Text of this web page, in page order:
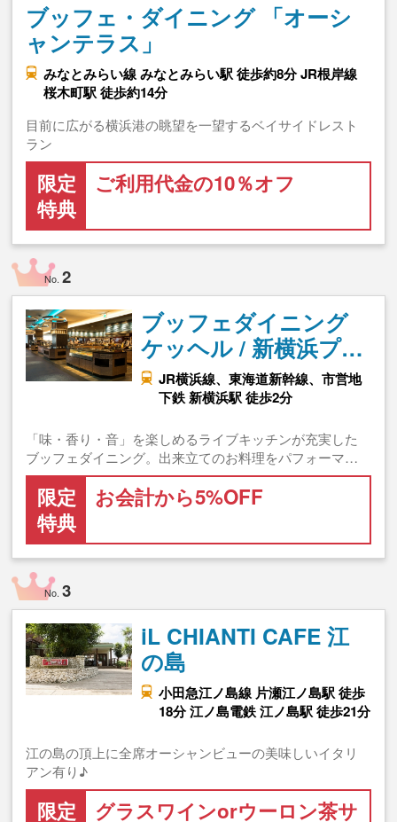
ブッフェ・ダイニング 「オーシ
ャンテラス」
みなとみらい線 みなとみらい駅 徒歩約8分 JR根岸線
桜木町駅 徒歩約14分
目前に広がる横浜港の眺望を一望するベイサイドレスト
ラン
限定
特典
ご利用代金の10％オフ
No.2
ブッフェダイニング
ケッヘル / 新横浜プ…
JR横浜線、東海道新幹線、市営地
下鉄 新横浜駅 徒歩2分
「味・香り・音」を楽しめるライブキッチンが充実した
ブッフェダイニング。出来立てのお料理をパフォーマ…
限定
特典
お会計から5%OFF
No.3
iL CHIANTI CAFE 江
の島
小田急江ノ島線 片瀬江ノ島駅 徒歩
18分 江ノ島電鉄 江ノ島駅 徒歩21分
江の島の頂上に全席オーシャンビューの美味しいイタリ
アン有り♪
限定 グラスワインorウーロン茶サ